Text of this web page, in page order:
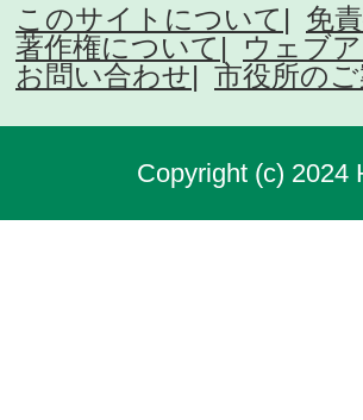
このサイトについて
免
著作権について
ウェブ
お問い合わせ
市役所の
Copyright (c) 2024